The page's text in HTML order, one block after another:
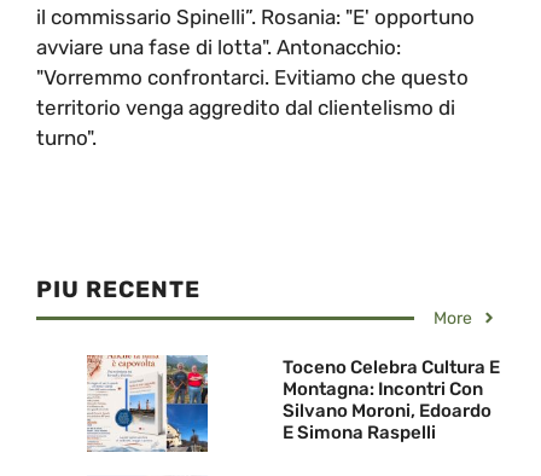
il commissario Spinelli”. Rosania: "E' opportuno
avviare una fase di lotta". Antonacchio:
"Vorremmo confrontarci. Evitiamo che questo
territorio venga aggredito dal clientelismo di
turno".
PIU RECENTE
More
Toceno Celebra Cultura E
Montagna: Incontri Con
Silvano Moroni, Edoardo
E Simona Raspelli